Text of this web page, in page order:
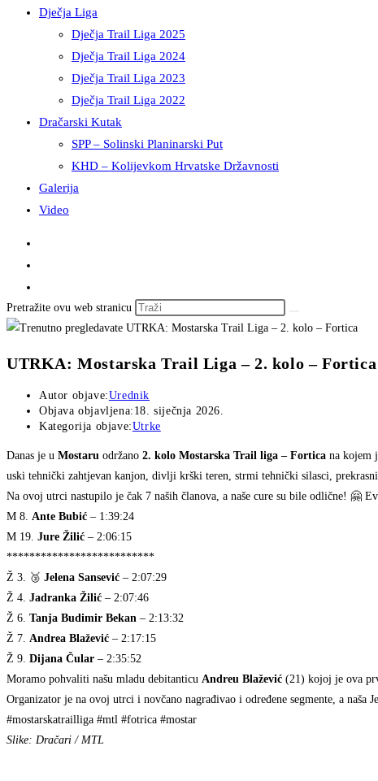
Dječja Liga
Dječja Trail Liga 2025
Dječja Trail Liga 2024
Dječja Trail Liga 2023
Dječja Trail Liga 2022
Dračarski Kutak
SPP – Solinski Planinarski Put
KHD – Kolijevkom Hrvatske Državnosti
Galerija
Video
Pretražite ovu web stranicu
UTRKA: Mostarska Trail Liga – 2. kolo – Fortica
Autor objave:Urednik
Objava objavljena: 18. siječnja 2026.
Kategorija objave:Utrke
Danas je u Mostaru održano 2. kolo Mostarska Trail liga – Fortica na kojem
uski tehnički zahtjevan kanjon, divlji krški teren, strmi tehnički silasci,
Na ovoj utrci nastupilo je čak 7 naših članova, a naše cure su bile odlične! 🤗
M 8. Ante Bubić – 1:39:24
M 19. Jure Žilić – 2:06:15
**************************
Ž 3. 🥉 Jelena Sansević – 2:07:29
Ž 4. Jadranka Žilić – 2:07:46
Ž 6. Tanja Budimir Bekan – 2:13:32
Ž 7. Andrea Blažević – 2:17:15
Ž 9. Dijana Čular – 2:35:52
Moramo pohvaliti našu mladu debitanticu Andreu Blažević (21) kojoj je ova
Organizator je na ovoj utrci i novčano nagrađivao i određene segmente, a
#mostarskatrailliga #mtl #fotrica #mostar
Slike: Dračari / MTL